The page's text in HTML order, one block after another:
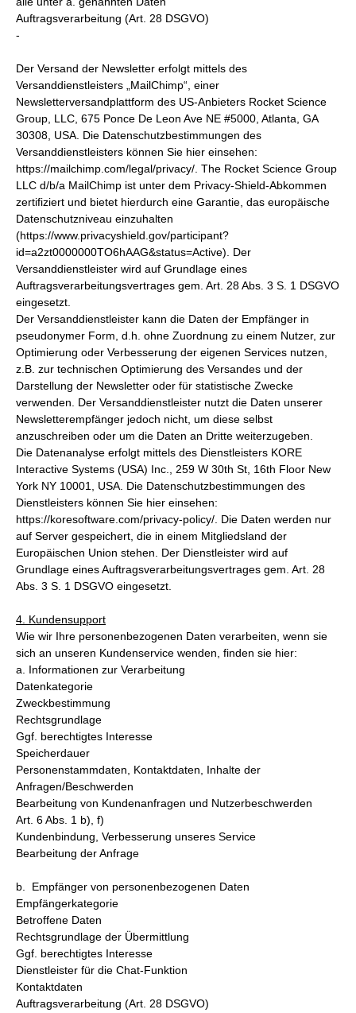
Auftragsverarbeitung (Art. 28 DSGVO)
-
Der Versand der Newsletter erfolgt mittels des
Versanddienstleisters „MailChimp“, einer
Newsletterversandplattform des US-Anbieters Rocket Science
Group, LLC, 675 Ponce De Leon Ave NE #5000, Atlanta, GA
30308, USA. Die Datenschutzbestimmungen des
Versanddienstleisters können Sie hier einsehen:
https://mailchimp.com/legal/privacy/. The Rocket Science Group
LLC d/b/a MailChimp ist unter dem Privacy-Shield-Abkommen
zertifiziert und bietet hierdurch eine Garantie, das europäische
Datenschutzniveau einzuhalten
(https://www.privacyshield.gov/participant?
id=a2zt0000000TO6hAAG&status=Active). Der
Versanddienstleister wird auf Grundlage eines
Auftragsverarbeitungsvertrages gem. Art. 28 Abs. 3 S. 1 DSGVO
eingesetzt.
Der Versanddienstleister kann die Daten der Empfänger in
pseudonymer Form, d.h. ohne Zuordnung zu einem Nutzer, zur
Optimierung oder Verbesserung der eigenen Services nutzen,
z.B. zur technischen Optimierung des Versandes und der
Darstellung der Newsletter oder für statistische Zwecke
verwenden. Der Versanddienstleister nutzt die Daten unserer
Newsletterempfänger jedoch nicht, um diese selbst
anzuschreiben oder um die Daten an Dritte weiterzugeben.
Die Datenanalyse erfolgt mittels des Dienstleisters KORE
Interactive Systems (USA) Inc., 259 W 30th St, 16th Floor New
York NY 10001, USA. Die Datenschutzbestimmungen des
Dienstleisters können Sie hier einsehen:
https://koresoftware.com/privacy-policy/. Die Daten werden nur
auf Server gespeichert, die in einem Mitgliedsland der
Europäischen Union stehen. Der Dienstleister wird auf
Grundlage eines Auftragsverarbeitungsvertrages gem. Art. 28
Abs. 3 S. 1 DSGVO eingesetzt.
4. Kundensupport
Wie wir Ihre personenbezogenen Daten verarbeiten, wenn sie
sich an unseren Kundenservice wenden, finden sie hier:
a. Informationen zur Verarbeitung
Datenkategorie
Zweckbestimmung
Rechtsgrundlage
Ggf. berechtigtes Interesse
Speicherdauer
Personenstammdaten, Kontaktdaten, Inhalte der
Anfragen/Beschwerden
Bearbeitung von Kundenanfragen und Nutzerbeschwerden
Art. 6 Abs. 1 b), f)
Kundenbindung, Verbesserung unseres Service
Bearbeitung der Anfrage
b. Empfänger von personenbezogenen Daten
Empfängerkategorie
Betroffene Daten
Rechtsgrundlage der Übermittlung
Ggf. berechtigtes Interesse
Dienstleister für die Chat-Funktion
Kontaktdaten
Auftragsverarbeitung (Art. 28 DSGVO)